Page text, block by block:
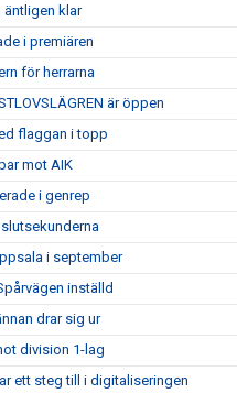
klar
i premiären
för herrarna
är öppen
flaggan i topp
mot AIK
i genrep
i september
inställd
drar sig ur
division 1-lag
ett steg till i digitaliseringen